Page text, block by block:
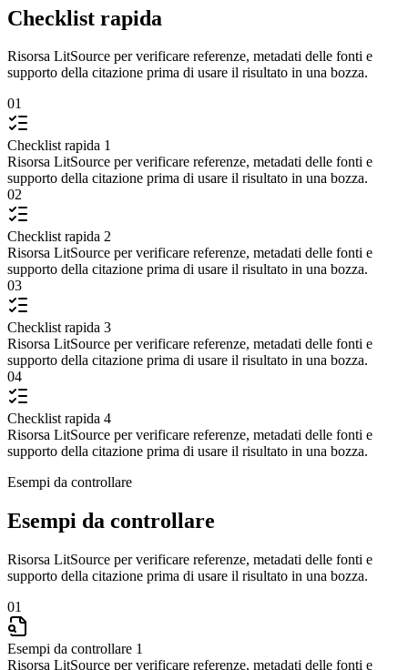
Checklist rapida
Risorsa LitSource per verificare referenze, metadati delle fonti e
supporto della citazione prima di usare il risultato in una bozza.
01
Checklist rapida 1
Risorsa LitSource per verificare referenze, metadati delle fonti e
supporto della citazione prima di usare il risultato in una bozza.
02
Checklist rapida 2
Risorsa LitSource per verificare referenze, metadati delle fonti e
supporto della citazione prima di usare il risultato in una bozza.
03
Checklist rapida 3
Risorsa LitSource per verificare referenze, metadati delle fonti e
supporto della citazione prima di usare il risultato in una bozza.
04
Checklist rapida 4
Risorsa LitSource per verificare referenze, metadati delle fonti e
supporto della citazione prima di usare il risultato in una bozza.
Esempi da controllare
Esempi da controllare
Risorsa LitSource per verificare referenze, metadati delle fonti e
supporto della citazione prima di usare il risultato in una bozza.
01
Esempi da controllare 1
Risorsa LitSource per verificare referenze, metadati delle fonti e